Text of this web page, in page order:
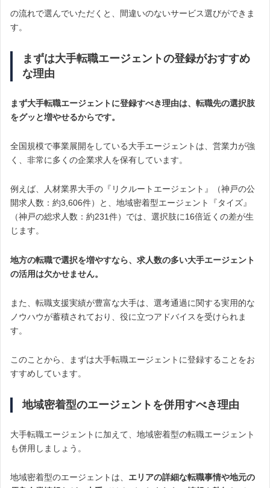
の流れで選んでいただくと、間違いのないサービス選びができま
す。
まずは大手転職エージェントの登録がおすすめ
な理由
まず大手転職エージェントに登録すべき理由は、転職先の選択肢
をグッと増やせるからです。
全国規模で事業展開をしている大手エージェントは、営業力が強
く、非常に多くの企業求人を保有しています。
例えば、人材業界大手の『リクルートエージェント』（神戸の公
開求人数：約3,606件）と、地域密着型エージェント『タイズ』
（神戸の総求人数：約231件）では、選択肢に16倍近くの差が生
じます。
地方の転職で選択を増やすなら、求人数の多い大手エージェント
の活用は欠かせません。
また、転職支援実績が豊富な大手は、選考通過に関する実用的な
ノウハウが蓄積されており、役に立つアドバイスを受けられま
す。
このことから、まずは大手転職エージェントに登録することをお
すすめしています。
地域密着型のエージェントを併用すべき理由
大手転職エージェントに加えて、地域密着型の転職エージェント
も併用しましょう。
地域密着型のエージェントは、 エリアの詳細な転職事情や地元の